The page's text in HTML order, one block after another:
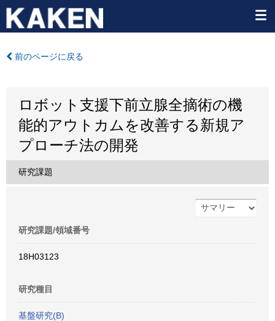
前のページに戻る
ロボット支援下前立腺全摘術の機
能的アウトカムを改善する新規ア
プローチ法の開発
研究課題
研究課題/領域番号
18H03123
研究種目
基盤研究(B)